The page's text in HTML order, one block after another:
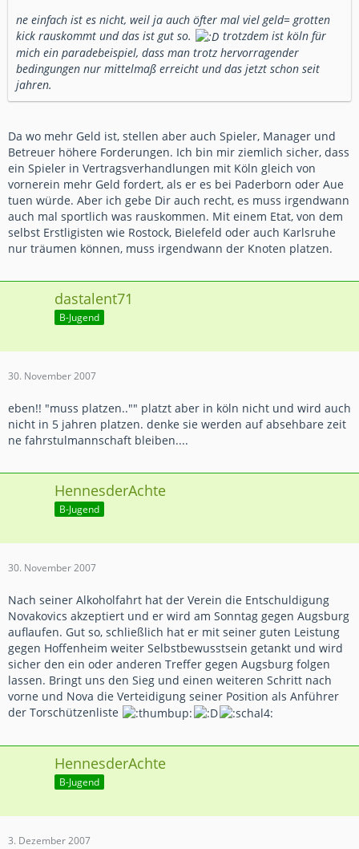
ne einfach ist es nicht, weil ja auch öfter mal viel geld= grotten
kick rauskommt und das ist gut so.
trotzdem ist köln für
mich ein paradebeispiel, dass man trotz hervorragender
bedingungen nur mittelmaß erreicht und das jetzt schon seit
jahren.
Da wo mehr Geld ist, stellen aber auch Spieler, Manager und
Betreuer höhere Forderungen. Ich bin mir ziemlich sicher, dass
ein Spieler in Vertragsverhandlungen mit Köln gleich von
vornerein mehr Geld fordert, als er es bei Paderborn oder Aue
tuen würde. Aber ich gebe Dir auch recht, es muss irgendwann
auch mal sportlich was rauskommen. Mit einem Etat, von dem
selbst Erstligisten wie Rostock, Bielefeld oder auch Karlsruhe
nur träumen können, muss irgendwann der Knoten platzen.
dastalent71
B-Jugend
30. November 2007
eben!! "muss platzen.."" platzt aber in köln nicht und wird auch
nicht in 5 jahren platzen. denke sie werden auf absehbare zeit
ne fahrstulmannschaft bleiben....
HennesderAchte
B-Jugend
30. November 2007
Nach seiner Alkoholfahrt hat der Verein die Entschuldigung
Novakovics akzeptiert und er wird am Sonntag gegen Augsburg
auflaufen. Gut so, schließlich hat er mit seiner guten Leistung
gegen Hoffenheim weiter Selbstbewusstsein getankt und wird
sicher den ein oder anderen Treffer gegen Augsburg folgen
lassen. Bringt uns den Sieg und einen weiteren Schritt nach
vorne und Nova die Verteidigung seiner Position als Anführer
der Torschützenliste
HennesderAchte
B-Jugend
3. Dezember 2007